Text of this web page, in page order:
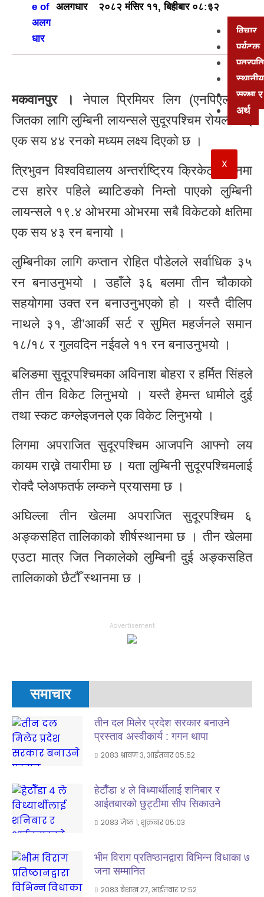
विचार
पर्यटक
सुरक्षा
अर्थ
X
अलगधार २०८२ मंसिर ११, बिहीबार ०८:३२
मकवानपुर ।
नेपाल प्रिमियर लिग (एनपिएल) मा
जितका लागि लुम्बिनी लायन्सले सुदूरपश्चिम रोयल्सलाई
एक सय ४४ रनको मध्यम लक्ष्य दिएको छ ।
त्रिभुवन विश्वविद्यालय अन्तर्राष्ट्रिय क्रिकेट मैदानमा
टस हारेर पहिले ब्याटिङको निम्तो पाएको लुम्बिनी
लायन्सले १९.४ ओभरमा ओभरमा सबै विकेटको क्षतिमा
एक सय ४३ रन बनायो ।
लुम्बिनीका लागि कप्तान रोहित पौडेलले सर्वाधिक ३५
रन बनाउनुभयो । उहाँले ३६ बलमा तीन चौकाको
सहयोगमा उक्त रन बनाउनुभएको हो । यस्तै दीलिप
नाथले ३१, डी’आर्की सर्ट र सुमित महर्जनले समान
१८/१८ र गुलवदिन नईवले ११ रन बनाउनुभयो ।
बलिङमा सुदूरपश्चिमका अविनाश बोहरा र हर्मित सिंहले
तीन तीन विकेट लिनुभयो । यस्तै हेमन्त धामीले दुई
तथा स्कट कग्लेइजनले एक विकेट लिनुभयो ।
लिगमा अपराजित सुदूरपश्चिम आजपनि आफ्नो लय
कायम राख्ने तयारीमा छ । यता लुम्बिनी सुदूरपश्चिमलाई
रोक्दै प्लेअफतर्फ लम्कने प्रयासमा छ ।
अघिल्ला तीन खेलमा अपराजित सुदूरपश्चिम ६
अङ्कसहित तालिकाको शीर्षस्थानमा छ । तीन खेलमा
एउटा मात्र जित निकालेको लुम्बिनी दुई अङ्कसहित
तालिकाको छैटौँ स्थानमा छ ।
Advertisement
समाचार
तीन दल मिलेर प्रदेश सरकार बनाउने
प्रस्ताव अस्वीकार्य : गगन थापा
२०८३ श्रावण ३, आईतवार ०५:५२
हेटाैँडा ४ ले विध्यार्थीलाई शनिबार र
आईतबारकाे छुट्टीमा सीप सिकाउने
२०८३ जेष्ठ १, शुक्रबार ०५:०३
भीम विराग प्रतिष्ठानद्वारा विभिन्न विधाका ७
जना सम्मानित
२०८३ बैशाख २७, आईतवार १२:५२